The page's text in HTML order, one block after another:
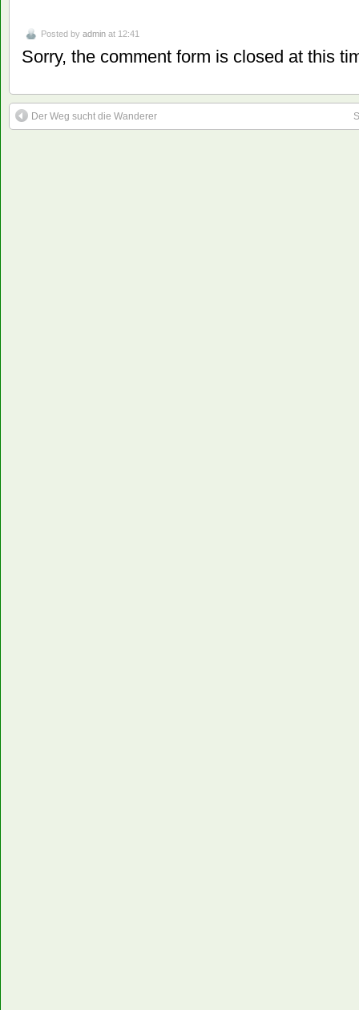
Posted by admin at 12:41
Sorry, the comment form is closed at this
Der Weg sucht die Wanderer